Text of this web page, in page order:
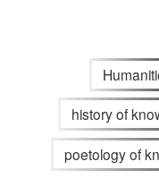
history of
poetology of